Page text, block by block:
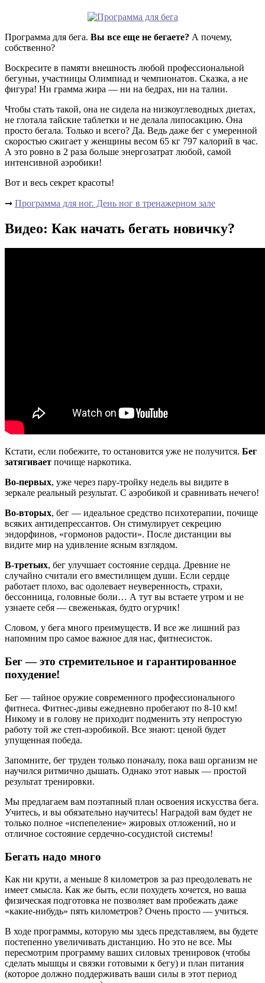
Программа для бега. Вы все еще не бегаете? А почему,
собственно?
Воскресите в памяти внешность любой профессиональной
бегуньи, участницы Олимпиад и чемпионатов. Сказка, а не
фигура! Ни грамма жира — ни на бедрах, ни на талии.
Чтобы стать такой, она не сидела на низкоуглеводных диетах,
не глотала тайские таблетки и не делала липосакцию. Она
просто бегала. Только и всего? Да. Ведь даже бег с умеренной
скоростью сжигает у женщины весом 65 кг 797 калорий в час.
А это ровно в 2 раза больше энергозатрат любой, самой
интенсивной аэробики!
Вот и весь секрет красоты!
➞ Программа для ног. День ног в тренажерном зале
Видео: Как начать бегать новичку?
Кстати, если побежите, то остановится уже не получится. Бег
затягивает почище наркотика.
Во-первых, уже через пару-тройку недель вы видите в
зеркале реальный результат. С аэробикой и сравнивать нечего!
Во-вторых, бег — идеальное средство психотерапии, почище
всяких антидепрессантов. Он стимулирует секрецию
эндорфинов, «гормонов радости». После дистанции вы
видите мир на удивление ясным взглядом.
В-третьих, бег улучшает состояние сердца. Древние не
случайно считали его вместилищем души. Если сердце
работает плохо, вас одолевает неуверенность, страхи,
бессонница, головные боли… А тут вы встаете утром и не
узнаете себя — свеженькая, будто огурчик!
Словом, у бега много преимуществ. И все же лишний раз
напомним про самое важное для нас, фитнесисток.
Бег — это стремительное и гарантированное
похудение!
Бег — тайное оружие современного профессионального
фитнеса. Фитнес-дивы ежедневно пробегают по 8-10 км!
Никому и в голову не приходит подменить эту непростую
работу той же степ-аэробикой. Все знают: ценой будет
упущенная победа.
Запомните, бег труден только поначалу, пока ваш организм не
научился ритмично дышать. Однако этот навык — простой
результат тренировки.
Мы предлагаем вам поэтапный план освоения искусства бега.
Учитесь, и вы обязательно научитесь! Наградой вам будет не
только полное «испепеление» жировых отложений, но и
отличное состояние сердечно-сосудистой системы!
Бегать надо много
Как ни крути, а меньше 8 километров за раз преодолевать не
имеет смысла. Как же быть, если похудеть хочется, но ваша
физическая подготовка не позволяет вам пробежать даже
«какие-нибудь» пять километров? Очень просто — учиться.
В ходе программы, которую мы здесь представляем, вы будете
постепенно увеличивать дистанцию. Но это не все. Мы
пересмотрим программу ваших силовых тренировок (чтобы
сделать мышцы и связки готовыми к бегу) и план питания
(которое должно поддерживать ваши силы в этот период